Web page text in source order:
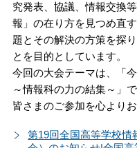
究発表、協議、情報交換
報」の在り方を見つめ直
題とその解決の方策を探
とを目的としています。
今回の大会テーマは、「
～情報科の力の結集～」で
皆さまのご参加を心より
第19回全国高等学校情